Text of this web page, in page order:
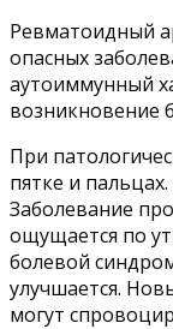
Ревматоидный
опасных
аутоиммунный
возникновение
При
пятке и
Заболевание
ощущается по
болевой
улучшается.
могут